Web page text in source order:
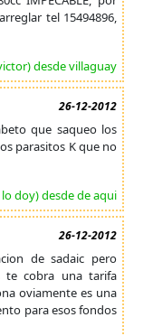
tel 15494896,
desde villaguay
26-12-2012
que saqueo los
parasitos K que no
doy) desde de aqui
26-12-2012
de sadaic pero
te cobra una tarifa
oviamente es una
para esos fondos